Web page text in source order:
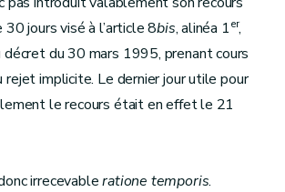
jours visé à l’article 8bis, alinéa 1er,
du 30 mars 1995, prenant cours
rejet implicite. Le dernier jour utile pour
le recours était en effet le 21
irrecevableratione temporis.